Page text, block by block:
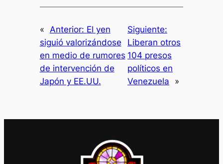
« Anterior: El yen
siguió valorizándose
en medio de rumores
de intervención de
Japón y EE.UU.
Siguiente:
Liberan otros
104 presos
políticos en
Venezuela
»